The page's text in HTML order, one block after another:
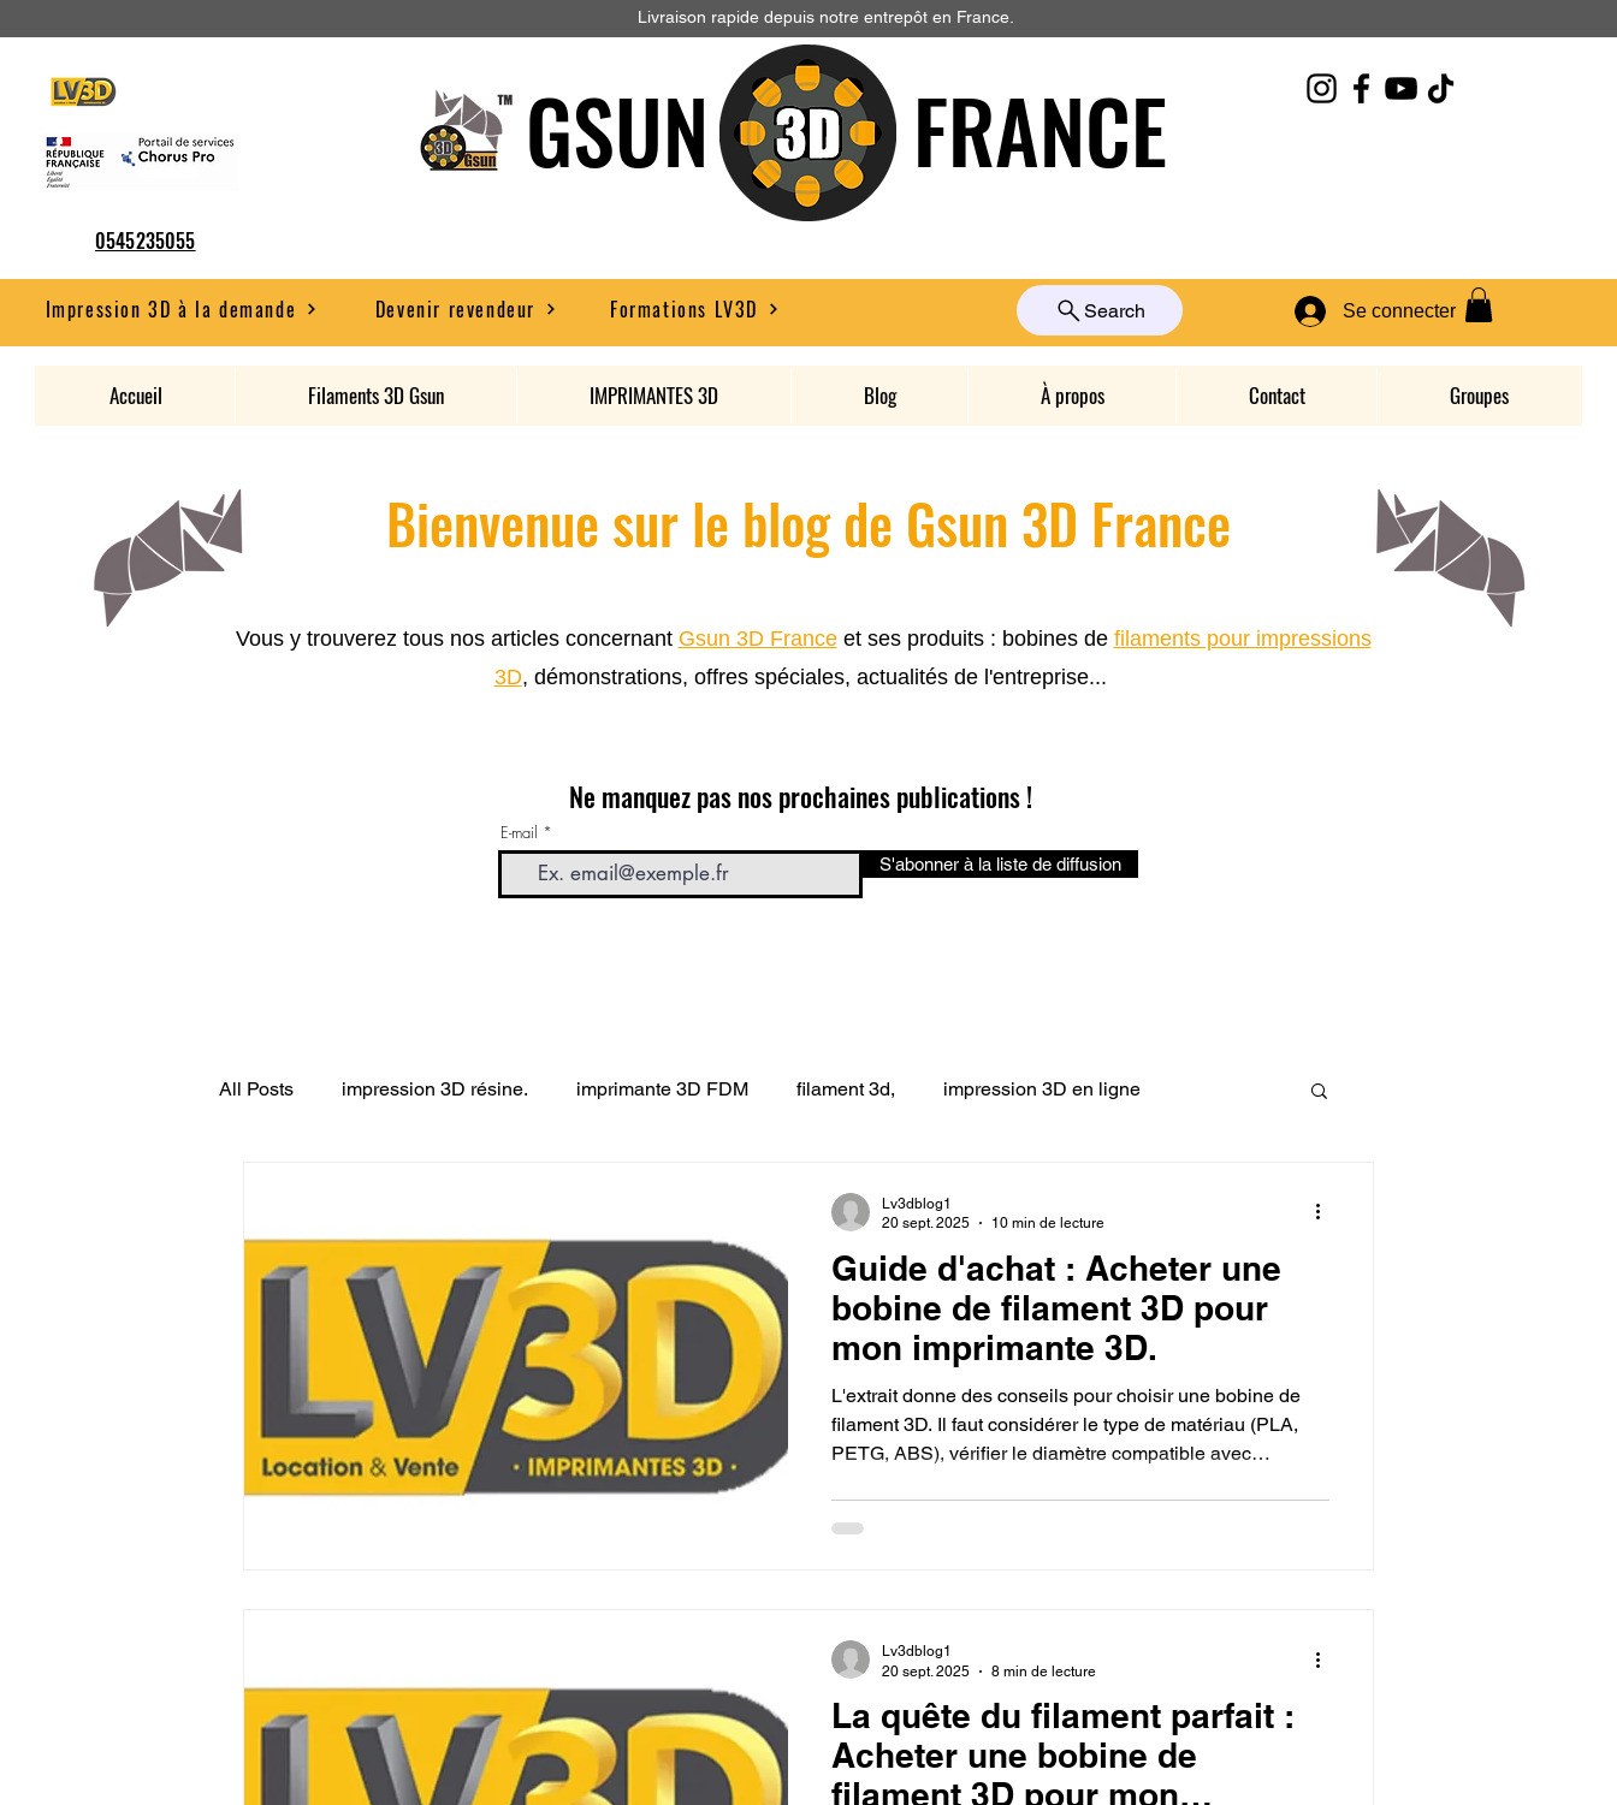
Livraison rapide depuis notre entrepôt en France.
0545235055
GSUN FRANCE
Impression 3D à la demande Devenir revendeur Formations LV3D Se connecter
Search
Accueil Filaments 3D Gsun IMPRIMANTES 3D Blog À propos Contact Groupes
Bienvenue sur le blog de Gsun 3D France
Vous y trouverez tous nos articles concernant Gsun 3D Franceet ses produits : bobines de filaments pour impressions
3D, démonstrations, offres spéciales, actualités de l'entreprise...
Ne manquez pas nos prochaines publications !
E-mail
S'abonner à la liste de diffusion
All Posts impression 3D résine. imprimante 3D FDM filament 3d, impression 3D en ligne
SCANNER 3D Formation à l'impression 3D CPF impression 3D à la demande Formation 3D en ligne.
filament 3D Refaire une piece en 3D Filament PETG
Entretien imprimante 3D postraitement SNAPMAKER
Guide d'achat : Acheter une
bobine de filament 3D pour
mon imprimante 3D.
L'extrait donne des conseils pour choisir une bobine de
filament 3D. Il faut considérer le type de matériau (PLA,
PETG, ABS), vérifier le diamètre compatible avec
d'impression pour de bons résultats.
Lv3dblog1
20 sept. 2025
10 min de lecture
La quête du filament parfait :
Acheter une bobine de
filament 3D pour mon
Lv3dblog1
20 sept. 2025
8 min de lecture